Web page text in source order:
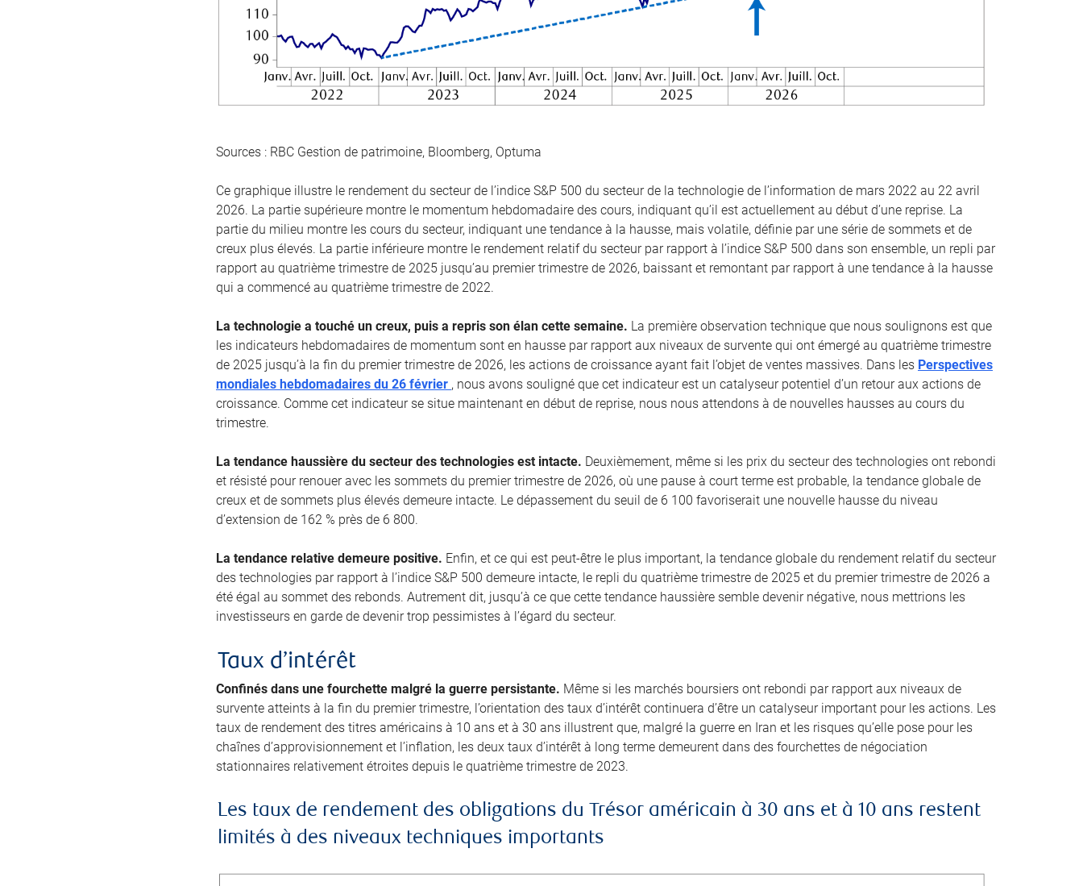
Sources : RBC Gestion de patrimoine, Bloomberg, Optuma
Ce graphique illustre le rendement du secteur de l’indice S&P 500 du secteur de la technologie de l’information de mars 2022 au 22 avril
2026. La partie supérieure montre le momentum hebdomadaire des cours, indiquant qu’il est actuellement au début d’une reprise. La
partie du milieu montre les cours du secteur, indiquant une tendance à la hausse, mais volatile, définie par une série de sommets et de
creux plus élevés. La partie inférieure montre le rendement relatif du secteur par rapport à l’indice S&P 500 dans son ensemble, un repli par
rapport au quatrième trimestre de 2025 jusqu’au premier trimestre de 2026, baissant et remontant par rapport à une tendance à la hausse
qui a commencé au quatrième trimestre de 2022.
La technologie a touché un creux, puis a repris son élan cette semaine. La première observation technique que nous soulignons est que
les indicateurs hebdomadaires de momentum sont en hausse par rapport aux niveaux de survente qui ont émergé au quatrième trimestre
de 2025 jusqu’à la fin du premier trimestre de 2026, les actions de croissance ayant fait l’objet de ventes massives. Dans les Perspectives
mondiales hebdomadaires du 26 février , nous avons souligné que cet indicateur est un catalyseur potentiel d’un retour aux actions de
croissance. Comme cet indicateur se situe maintenant en début de reprise, nous nous attendons à de nouvelles hausses au cours du
trimestre.
La tendance haussière du secteur des technologies est intacte. Deuxièmement, même si les prix du secteur des technologies ont rebondi
et résisté pour renouer avec les sommets du premier trimestre de 2026, où une pause à court terme est probable, la tendance globale de
creux et de sommets plus élevés demeure intacte. Le dépassement du seuil de 6 100 favoriserait une nouvelle hausse du niveau
d’extension de 162 % près de 6 800.
La tendance relative demeure positive. Enfin, et ce qui est peut-être le plus important, la tendance globale du rendement relatif du secteur
des technologies par rapport à l’indice S&P 500 demeure intacte, le repli du quatrième trimestre de 2025 et du premier trimestre de 2026 a
été égal au sommet des rebonds. Autrement dit, jusqu’à ce que cette tendance haussière semble devenir négative, nous mettrions les
investisseurs en garde de devenir trop pessimistes à l’égard du secteur.
Taux d’intérêt
Confinés dans une fourchette malgré la guerre persistante. Même si les marchés boursiers ont rebondi par rapport aux niveaux de
survente atteints à la fin du premier trimestre, l’orientation des taux d’intérêt continuera d’être un catalyseur important pour les actions. Les
taux de rendement des titres américains à 10 ans et à 30 ans illustrent que, malgré la guerre en Iran et les risques qu’elle pose pour les
chaînes d’approvisionnement et l’inflation, les deux taux d’intérêt à long terme demeurent dans des fourchettes de négociation
stationnaires relativement étroites depuis le quatrième trimestre de 2023.
Les taux de rendement des obligations du Trésor américain à 30 ans et à 10 ans restent
limités à des niveaux techniques importants